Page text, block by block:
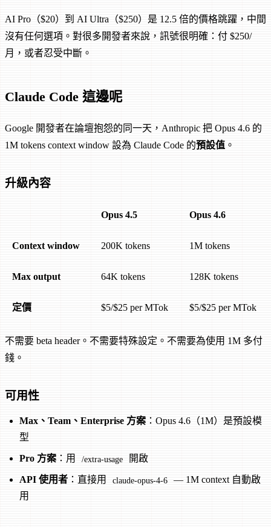
AI Pro（$20）到 AI Ultra（$250）是 12.5 倍的價格跳躍，中間
沒有任何選項。對很多開發者來說，訊號很明確：付 $250/
月，或者忍受中斷。
Claude Code 這邊呢
Google 開發者在論壇抱怨的同一天，Anthropic 把 Opus 4.6 的
1M tokens context window 設為 Claude Code 的預設值 。
升級內容
Opus 4.5 Opus 4.6
Context window 200K tokens 1M tokens
Max output 64K tokens 128K tokens
定價 $5/$25 per MTok $5/$25 per MTok
不需要 beta header。不需要特殊設定。不需要為使用 1M 多付
錢。
可用性
Max、Team、Enterprise 方案 ：Opus 4.6（1M）是預設模
型
Pro 方案 ：用 /extra-usage 開啟
API 使用者 ：直接用 claude-opus-4-6
— 1M context 自動啟
用